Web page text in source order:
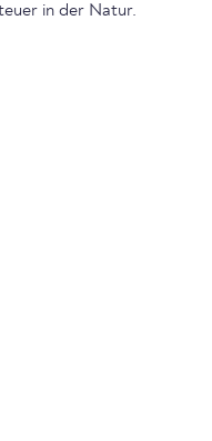
in der Natur.